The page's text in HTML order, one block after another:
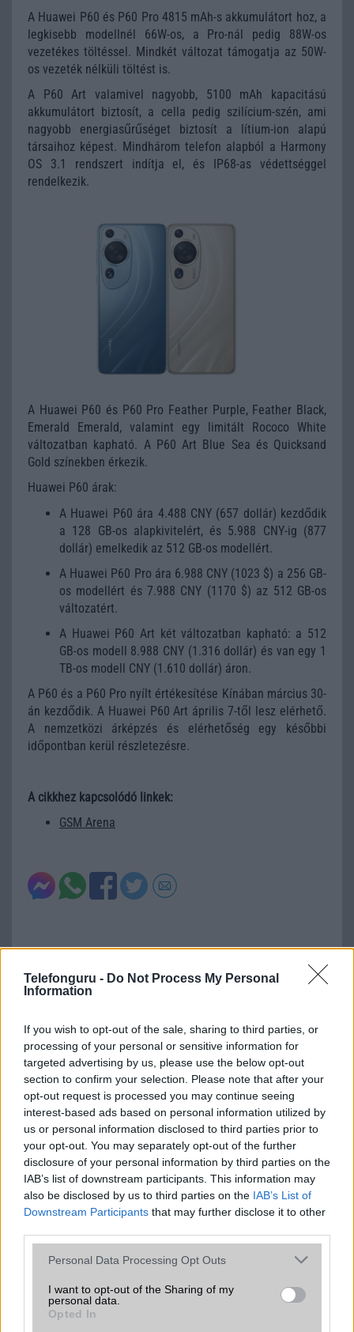
Telefonguru - Do Not Process My Personal
Information
If you wish to opt-out of the sale, sharing to third parties, or
processing of your personal or sensitive information for
targeted advertising by us, please use the below opt-out
section to confirm your selection. Please note that after your
opt-out request is processed you may continue seeing
interest-based ads based on personal information utilized by
us or personal information disclosed to third parties prior to
your opt-out. You may separately opt-out of the further
disclosure of your personal information by third parties on the
IAB’s list of downstream participants. This information may
also be disclosed by us to third parties on the IAB’s List of
Downstream Participants that may further disclose it to other
Please note that this website/app uses one or more Google
not limited to your visit or usage behaviour. You may click to
grant or deny consent to Google and its third-party tags to
use your data for below specified purposes in below Google
Personal Data Processing Opt Outs
I want to opt-out of the Sharing of my
personal data.
Opted In
A Huawei P60 és P60 Pro 4815 mAh-s akkumulátort hoz, a
legkisebb modellnél 66W-os, a Pro-nál pedig 88W-os
vezetékes töltéssel. Mindkét változat támogatja az 50W-
os vezeték nélküli töltést is.
A P60 Art valamivel nagyobb, 5100 mAh kapacitású
akkumulátort biztosít, a cella pedig szilícium-szén, ami
nagyobb energiasűrűséget biztosít a lítium-ion alapú
társaihoz képest. Mindhárom telefon alapból a Harmony
OS 3.1 rendszert indítja el, és IP68-as védettséggel
rendelkezik.
A Huawei P60 és P60 Pro Feather Purple, Feather Black,
Emerald Emerald, valamint egy limitált Rococo White
változatban kapható. A P60 Art Blue Sea és Quicksand
Gold színekben érkezik.
Huawei P60 árak:
A Huawei P60 ára 4.488 CNY (657 dollár) kezdődik
a 128 GB-os alapkivitelért, és 5.988 CNY-ig (877
dollár) emelkedik az 512 GB-os modellért.
A Huawei P60 Pro ára 6.988 CNY (1023 $) a 256 GB-
os modellért és 7.988 CNY (1170 $) az 512 GB-os
változatért.
A Huawei P60 Art két változatban kapható: a 512
GB-os modell 8.988 CNY (1.316 dollár) és van egy 1
TB-os modell CNY (1.610 dollár) áron.
A P60 és a P60 Pro nyílt értékesítése Kínában március 30-
án kezdődik. A Huawei P60 Art április 7-től lesz elérhető.
A nemzetközi árképzés és elérhetőség egy későbbi
időpontban kerül részletezésre.
A cikkhez kapcsolódó linkek:
GSM Arena
Új és Használt GSM kiemelt ajánlatok
Apple iPhone 16 Pro
Nyugati GSM
360.000 Ft (új)
Apple iPhone 14 Pro Max